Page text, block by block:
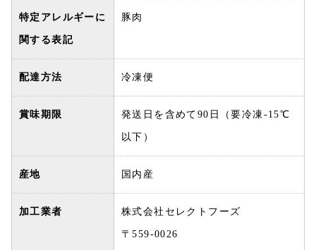
特定アレルギーに
関する表記
豚肉
配達方法 冷凍便
賞味期限 発送日を含めて90日（要冷凍-15℃
以下）
産地 国内産
加工業者 株式会社セレクトフーズ
〒559-0026